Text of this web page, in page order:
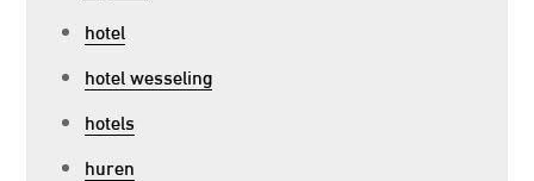
hotel
hotel wesseling
hotels
huren